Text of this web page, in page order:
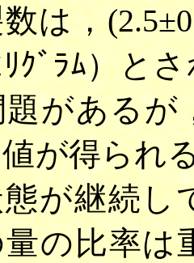
は，
ﾘｸﾞﾗﾑ）と
題があるが
が得られ
が継続し
の比率は